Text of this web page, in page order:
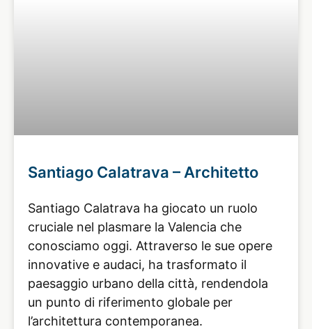
Santiago Calatrava – Architetto
Santiago Calatrava ha giocato un ruolo
cruciale nel plasmare la Valencia che
conosciamo oggi. Attraverso le sue opere
innovative e audaci, ha trasformato il
paesaggio urbano della città, rendendola
un punto di riferimento globale per
l’architettura contemporanea.